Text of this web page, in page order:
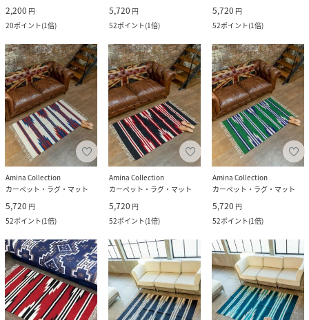
2,200 円
20ポイント(1倍)
5,720 円
52ポイント(1倍)
5,720 円
52ポイント(1倍)
Amina Collection
カーペット・ラグ・マット
5,720 円
52ポイント(1倍)
Amina Collection
カーペット・ラグ・マット
5,720 円
52ポイント(1倍)
Amina Collection
カーペット・ラグ・マット
5,720 円
52ポイント(1倍)